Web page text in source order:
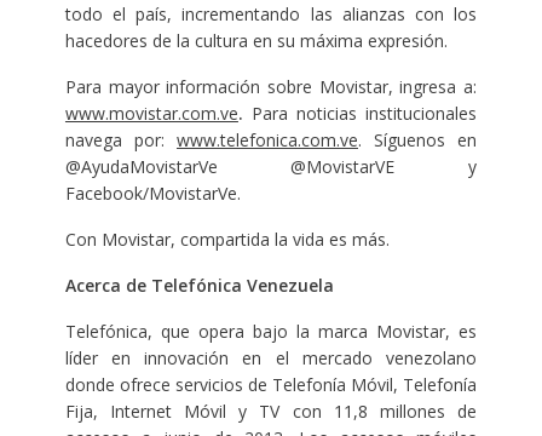
todo el país, incrementando las alianzas con los
hacedores de la cultura en su máxima expresión.
Para mayor información sobre Movistar, ingresa a:
www.movistar.com.ve. Para noticias institucionales
navega por: www.telefonica.com.ve. Síguenos en
@AyudaMovistarVe @MovistarVE y
Facebook/MovistarVe.
Con Movistar, compartida la vida es más.
Acerca de Telefónica Venezuela
Telefónica, que opera bajo la marca Movistar, es
líder en innovación en el mercado venezolano
donde ofrece servicios de Telefonía Móvil, Telefonía
Fija, Internet Móvil y TV con 11,8 millones de